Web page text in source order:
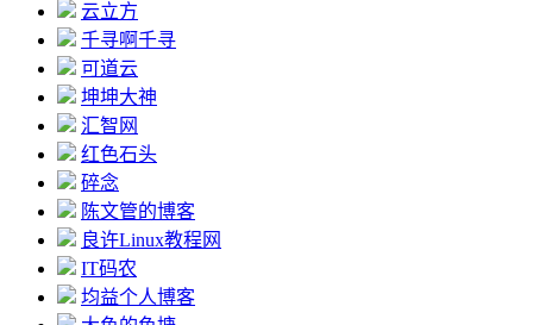
云立方
千寻啊千寻
可道云
坤坤大神
汇智网
红色石头
碎念
陈文管的博客
良许Linux教程网
IT码农
均益个人博客